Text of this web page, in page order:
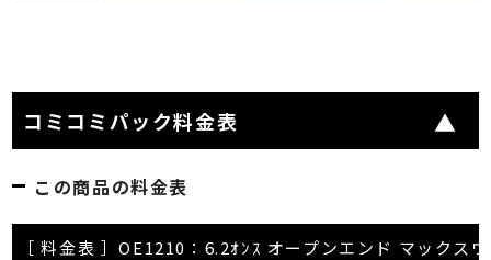
コミコミパック料金表
この商品の料金表
［ 料金表 ］OE1210：6.2ｵﾝｽ オープンエンド マックス